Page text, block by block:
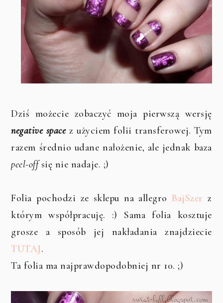
Dziś możecie zobaczyć moja pierwszą wersję
negative spacez użyciem folii transferowej. Tym
razem średnio udane nałożenie, ale jednak baza
peel-offsię nie nadaje. ;)
Folia pochodzi ze sklepu na allegro BajSzerz
którym współpracuję. :) Sama folia kosztuje
grosze a sposób jej nakładania znajdziecie
TUTAJ.
Ta folia ma najprawdopodobniej nr 10. ;)